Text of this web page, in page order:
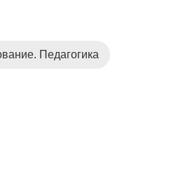
Педагогика